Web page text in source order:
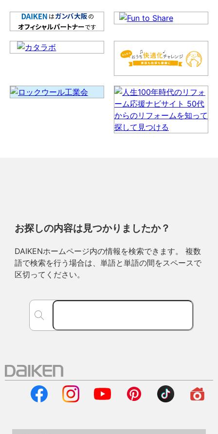
お探しの内容は見つかりましたか？
DAIKENホームページ内の情報を検索できます。 複数
語で検索を行う場合は、単語と単語の間をスペースで
区切ってください。